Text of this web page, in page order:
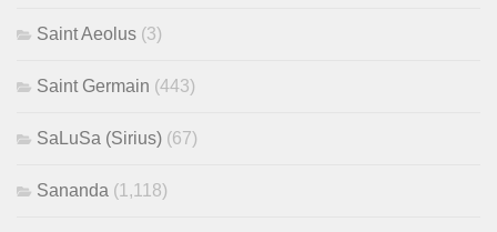
Saint Aeolus (3)
Saint Germain (443)
SaLuSa (Sirius) (67)
Sananda (1,118)